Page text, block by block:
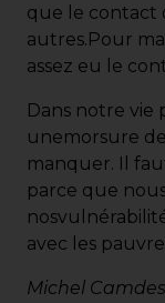
que le contact
autres.Pour
assez eu le
Dans notre vie
unemorsure
manquer. Il
parce que
avec les
Michel